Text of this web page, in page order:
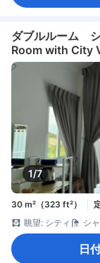
ダブルルーム
Room with City
1/7
30 m²（323 ft²）
眺望: シティ
シ
日